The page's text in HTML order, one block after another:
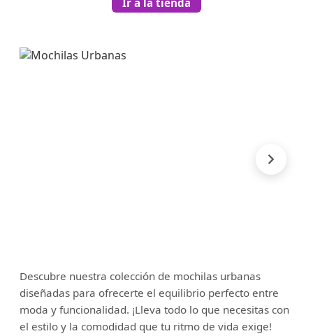
Descubre nuestra colección de mochilas urbanas
diseñadas para ofrecerte el equilibrio perfecto entre
moda y funcionalidad. ¡Lleva todo lo que necesitas con
el estilo y la comodidad que tu ritmo de vida exige!